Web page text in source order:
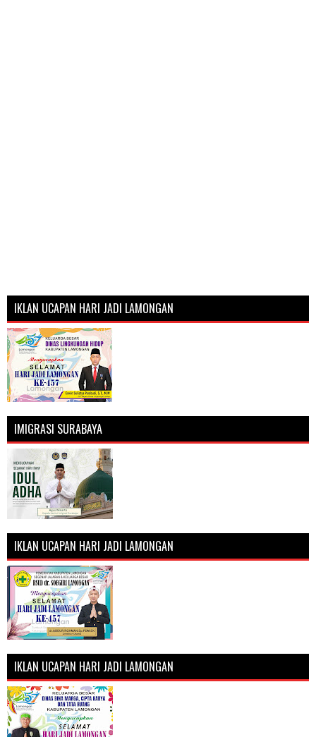
IKLAN UCAPAN HARI JADI LAMONGAN
IMIGRASI SURABAYA
IKLAN UCAPAN HARI JADI LAMONGAN
IKLAN UCAPAN HARI JADI LAMONGAN